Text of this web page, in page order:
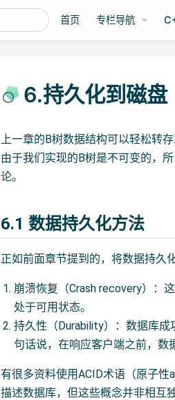
首页 专栏导航
6.持久化到磁盘
上一章的B树数据结构可以轻松转
由于我们实现的B树是不可变的，
论。
6.1 数据持久化方法
正如前面章节提到的，将数据持久
崩溃恢复（Crash recovery）：
处于可用状态。
持久性（Durability）：数据库
句话说，在响应客户端之前，数
有很多资料使用ACID术语（原子
描述数据库，但这些概念并非相互